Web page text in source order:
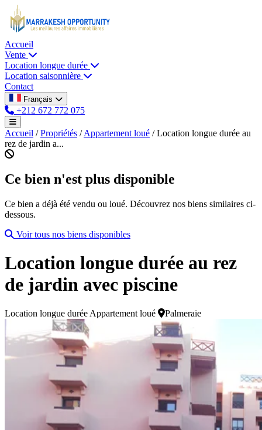
Accueil
Vente
Location longue durée
Location saisonnière
Contact
Français
+212 672 772 075
Accueil / Propriétés / Appartement loué / Location longue durée au
rez de jardin a...
Ce bien n'est plus disponible
Ce bien a déjà été vendu ou loué. Découvrez nos biens similaires ci-
dessous.
Voir tous nos biens disponibles
Location longue durée au rez
de jardin avec piscine
Location longue durée Appartement loué Palmeraie